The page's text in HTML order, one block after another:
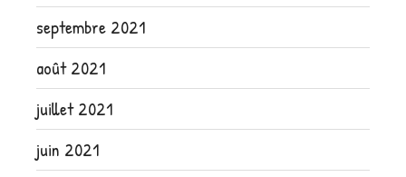
septembre 2021
août 2021
juillet 2021
juin 2021